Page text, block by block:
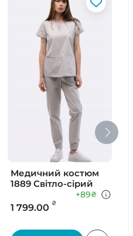
Медичний костюм
1889 Світло-сірий
1 799.00 ₴
+89₴